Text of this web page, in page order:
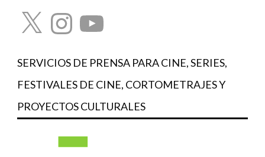
X InstagramYouTube
SERVICIOS DE PRENSA PARA CINE, SERIES,
FESTIVALES DE CINE, CORTOMETRAJES Y
PROYECTOS CULTURALES